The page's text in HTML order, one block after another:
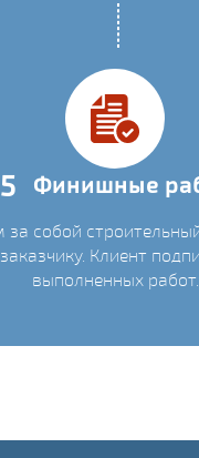
Финишные
собой
Клиент
выполненных работ.